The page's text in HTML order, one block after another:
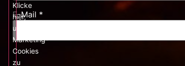
E-Mail *
Klicke
hier,
um
Marketing-
Cookies
zu